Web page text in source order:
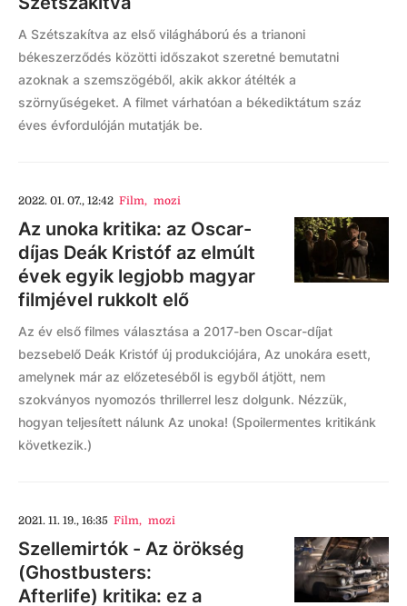
A Szétszakítva az első világháború és a trianoni
békeszerződés közötti időszakot szeretné bemutatni
azoknak a szemszögéből, akik akkor átélték a
szörnyűségeket. A filmet várhatóan a békediktátum száz
éves évfordulóján mutatják be.
2022. 01. 07., 12:42 Film, mozi
Az unoka kritika: az Oscar-
díjas Deák Kristóf az elmúlt
évek egyik legjobb magyar
filmjével rukkolt elő
Az év első filmes választása a 2017-ben Oscar-díjat
bezsebelő Deák Kristóf új produkciójára, Az unokára esett,
amelynek már az előzeteséből is egyből átjött, nem
szokványos nyomozós thrillerrel lesz dolgunk. Nézzük,
hogyan teljesített nálunk Az unoka! (Spoilermentes kritikánk
következik.)
2021. 11. 19., 16:35 Film, mozi
Szellemirtók - Az örökség
(Ghostbusters:
Afterlife) kritika: ez a